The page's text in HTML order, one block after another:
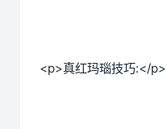
<p>真红玛瑙技巧:</p>